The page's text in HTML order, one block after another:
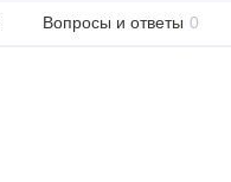
Вопросы и ответы 0